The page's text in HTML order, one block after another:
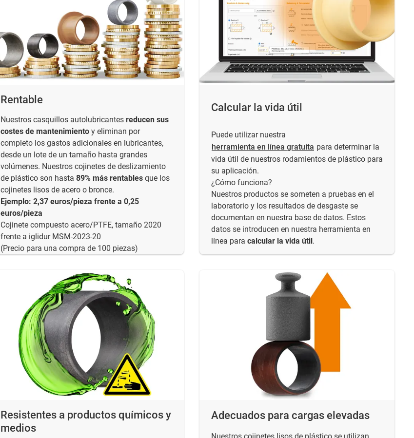
Rentable
Nuestros casquillos autolubricantes reducen sus
costes de mantenimiento y eliminan por
completo los gastos adicionales en lubricantes,
desde un lote de un tamaño hasta grandes
volúmenes. Nuestros cojinetes de deslizamiento
de plástico son hasta 89% más rentables que los
cojinetes lisos de acero o bronce.
Ejemplo: 2,37 euros/pieza frente a 0,25
euros/pieza
Cojinete compuesto acero/PTFE, tamaño 2020
frente a iglidur MSM-2023-20
(Precio para una compra de 100 piezas)
Calcular la vida útil
Puede utilizar nuestra
herramienta en línea gratuita para determinar la
vida útil de nuestros rodamientos de plástico para
su aplicación.
¿Cómo funciona?
Nuestros productos se someten a pruebas en el
laboratorio y los resultados de desgaste se
documentan en nuestra base de datos. Estos
datos se introducen en nuestra herramienta en
línea para calcular la vida útil.
Resistentes a productos químicos y
medios
Adecuados para cargas elevadas
Nuestros cojinetes lisos de plástico se utilizan,